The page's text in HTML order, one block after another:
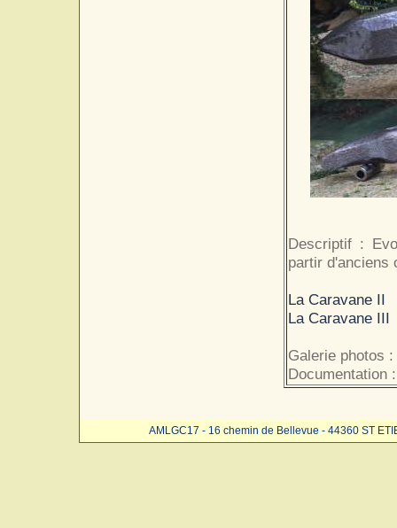
Descriptif :
partir d'anciens
La Caravane II
La Caravane III
Galerie photos :
Documentation :
AMLGC17 - 16 chemin de Bellevue - 44360 ST